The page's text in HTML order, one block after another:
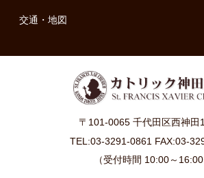
交通・地図
〒101-0065 千代田区西神田
TEL:03-3291-0861 FAX:03-
（受付時間 10:00～16:00